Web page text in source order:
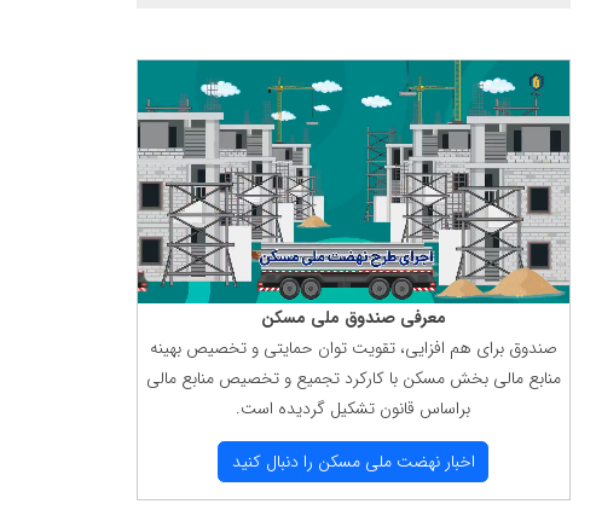
معرفی صندوق ملی مسكن
صندوق برای هم افزایی، تقویت توان حمایتی و تخصیص بهینه
منابع مالی بخش مسكن با كاركرد تجمیع و تخصیص منابع مالی
براساس قانون تشكیل گردیده است.
اخبار نهضت ملی مسكن را دنبال كنید